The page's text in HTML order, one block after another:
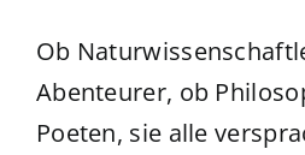
Ob
Abenteurer, ob
Poeten, sie alle